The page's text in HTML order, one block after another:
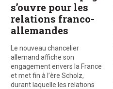
s’ouvre pour les
relations franco-
allemandes
Le nouveau chancelier
allemand affiche son
engagement envers la France
et met fin à l’ère Scholz,
durant laquelle les relations